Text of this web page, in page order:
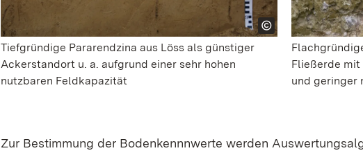
Tiefgründige Pararendzina aus Löss als günstiger
Ackerstandort u. a. aufgrund einer sehr hohen
nutzbaren Feldkapazität
Fließerde
und geringer
Zur Bestimmung der Bodenkennnwerte werden